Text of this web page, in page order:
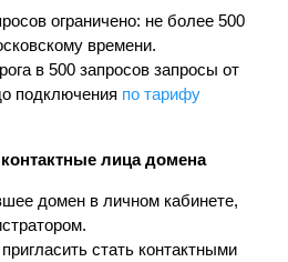
ограничено: не более 500
времени.
в 500 запросов запросы от
подключения по тарифу
лица домена
домен в личном кабинете,
стать контактными